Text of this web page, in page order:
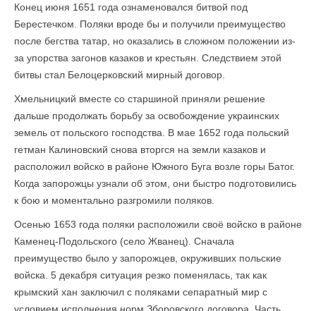
Конец июня 1651 года ознаменовался битвой под
Берестечком. Поляки вроде бы и получили преимущество
после бегства татар, но оказались в сложном положении из-
за упорства загонов казаков и крестьян. Следствием этой
битвы стал Белоцерковский мирный договор.
Хмельницкий вместе со старшиной приняли решение
дальше продолжать борьбу за освобождение украинских
земель от польского господства. В мае 1652 года польский
гетман Калиновский снова вторгся на земли казаков и
расположил войско в районе Южного Буга возле горы Батог.
Когда запорожцы узнали об этом, они быстро подготовились
к бою и моментально разгромили поляков.
Осенью 1653 года поляки расположили своё войско в районе
Каменец-Подольского (село Жванец). Сначала
преимущество было у запорожцев, окруживших польские
войска. 5 декабря ситуация резко поменялась, так как
крымский хан заключил с поляками сепаратный мир с